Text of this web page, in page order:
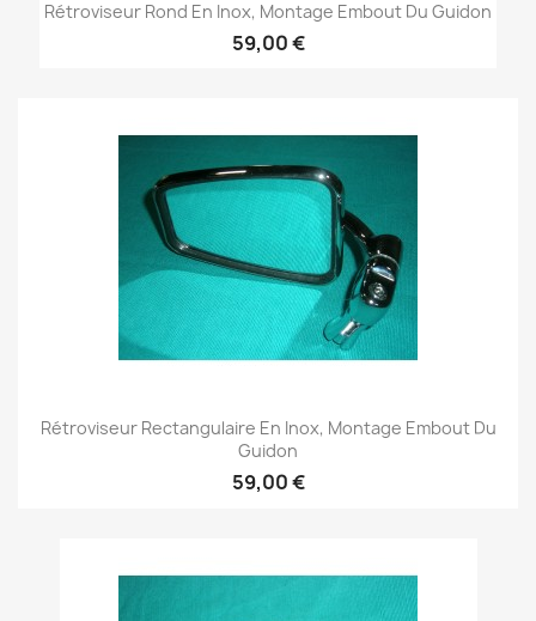
Rétroviseur Rond En Inox, Montage Embout Du Guidon
59,00 €
Rétroviseur Rectangulaire En Inox, Montage Embout Du
Guidon
59,00 €